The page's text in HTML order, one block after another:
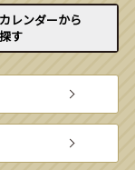
カレンダーから
探す